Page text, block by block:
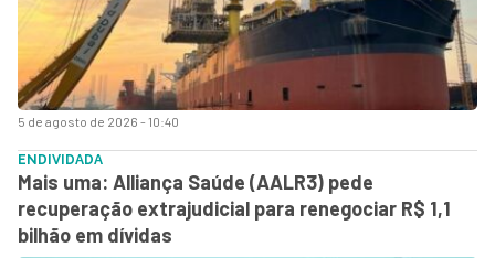
5 de agosto de 2026 - 10:40
ENDIVIDADA
Mais uma: Alliança Saúde (AALR3) pede
recuperação extrajudicial para renegociar R$ 1,1
bilhão em dívidas